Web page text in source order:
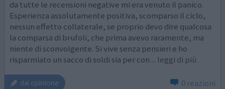
da tutte le recensioni negative mi era venuto il panico.
Esperienza assolutamente positiva, scomparso il ciclo,
nessun effetto collaterale, se proprio devo dire qualcosa
la comparsa di brufoli, che prima avevo raramente, ma
niente di sconvolgente. Si vive senza pensieri e ho
risparmiato un sacco di soldi sia per con ... leggi di più
dai opinione 0 reazioni